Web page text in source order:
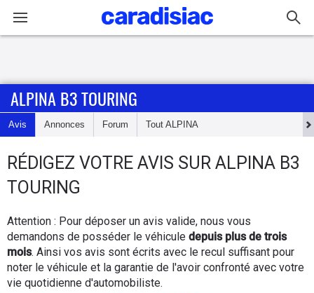
Accueil
Actu
Essais
d'achat
Electriques
ALPINA B3 TOURING
Avis Annonces Forum Tout ALPINA
RÉDIGEZ VOTRE AVIS SUR ALPINA B3
TOURING
Attention : Pour déposer un avis valide, nous vous
demandons de posséder le véhicule depuis plus de trois
mois. Ainsi vos avis sont écrits avec le recul suffisant pour
noter le véhicule et la garantie de l'avoir confronté avec votre
vie quotidienne d'automobiliste.